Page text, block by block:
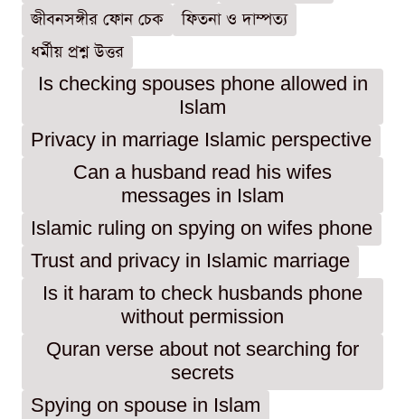
জীবনসঙ্গীর ফোন চেক
ফিতনা ও দাম্পত্য
ধর্মীয় প্রশ্ন উত্তর
Is checking spouses phone allowed in
Islam
Privacy in marriage Islamic perspective
Can a husband read his wifes
messages in Islam
Islamic ruling on spying on wifes phone
Trust and privacy in Islamic marriage
Is it haram to check husbands phone
without permission
Quran verse about not searching for
secrets
Spying on spouse in Islam